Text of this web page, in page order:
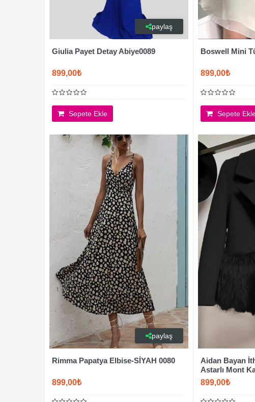
paylaş
Giulia Payet Detay Abiye0089
899,00₺
Sepete Ekle
Boswell Mini
899,00₺
Sepete
paylaş
Rimma Papatya Elbise-SİYAH 0080
899,00₺
Aidan Bayan
Astarlı Mont
899,00₺